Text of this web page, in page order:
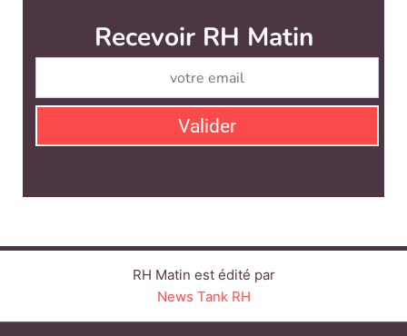
Recevoir RH Matin
Valider
RH Matin est édité par
News Tank RH